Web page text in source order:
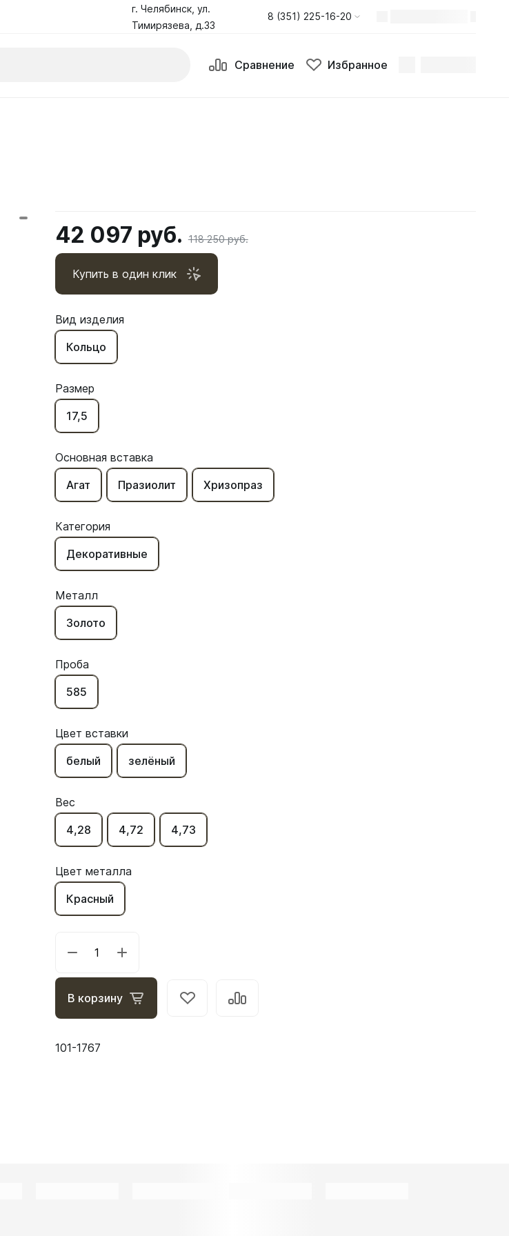
г. Челябинск, ул.
Тимирязева, д.33
8 (351) 225-16-20
Сравнение Избранное
42 097 руб. 118 250 руб.
Купить в один клик
Вид изделия
Кольцо
Размер
17,5
Основная вставка
Агат
Празиолит Хризопраз
Категория
Декоративные
Металл
Золото
Проба
585
Цвет вставки
белый
зелёный
Вес
4,28
4,72 4,73
Цвет металла
Красный
В корзину
101-1767